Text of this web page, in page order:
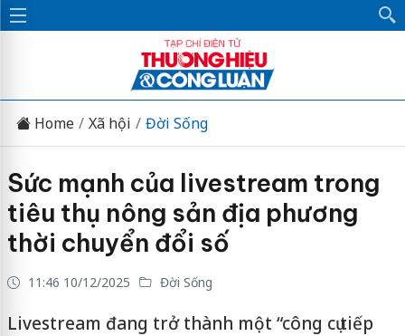
Home Xã hội Đời Sống
Sức mạnh của livestream trong
tiêu thụ nông sản địa phương
thời chuyển đổi số
11:46 10/12/2025 Đời Sống
Livestream đang trở thành một “công cụ tiếp